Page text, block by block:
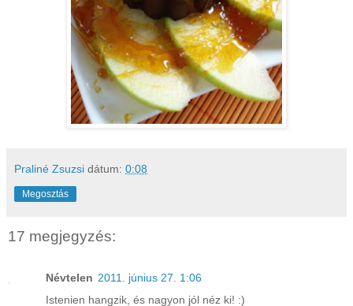
Praliné Zsuzsi dátum: 0:08
Megosztás
17 megjegyzés:
Névtelen 2011. június 27. 1:06
Istenien hangzik, és nagyon jól néz ki! :)